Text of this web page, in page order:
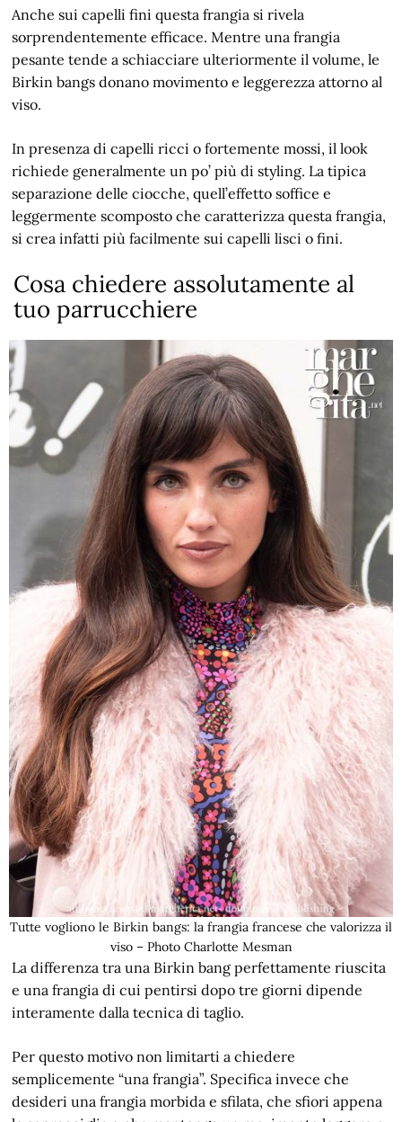
Anche sui capelli fini questa frangia si rivela
sorprendentemente efficace. Mentre una frangia
pesante tende a schiacciare ulteriormente il volume, le
Birkin bangs donano movimento e leggerezza attorno al
viso.
In presenza di capelli ricci o fortemente mossi, il look
richiede generalmente un po’ più di styling. La tipica
separazione delle ciocche, quell’effetto soffice e
leggermente scomposto che caratterizza questa frangia,
si crea infatti più facilmente sui capelli lisci o fini.
Cosa chiedere assolutamente al
tuo parrucchiere
Tutte vogliono le Birkin bangs: la frangia francese che valorizza il
viso – Photo Charlotte Mesman
La differenza tra una Birkin bang perfettamente riuscita
e una frangia di cui pentirsi dopo tre giorni dipende
interamente dalla tecnica di taglio.
Per questo motivo non limitarti a chiedere
semplicemente “una frangia”. Specifica invece che
desideri una frangia morbida e sfilata, che sfiori appena